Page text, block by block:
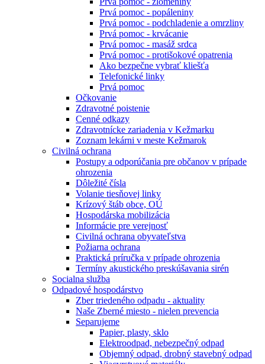
Prvá pomoc - popáleniny
Prvá pomoc - podchladenie a omrzliny
Prvá pomoc - krvácanie
Prvá pomoc - masáž srdca
Prvá pomoc - protišokové opatrenia
Ako bezpečne vybrať kliešťa
Telefonické linky
Prvá pomoc
Očkovanie
Zdravotné poistenie
Cenné odkazy
Zdravotnícke zariadenia v Kežmarku
Zoznam lekárni v meste Kežmarok
Civilná ochrana
Postupy a odporúčania pre občanov v prípade
ohrozenia
Dôležité čísla
Volanie tiesňovej linky
Krízový štáb obce, OÚ
Hospodárska mobilizácia
Informácie pre verejnosť
Civilná ochrana obyvateľstva
Požiarna ochrana
Praktická príručka v prípade ohrozenia
Termíny akustického preskúšavania sirén
Socialna služba
Odpadové hospodárstvo
Zber triedeného odpadu - aktuality
Naše Zberné miesto - nielen prevencia
Separujeme
Papier, plasty, sklo
Elektroodpad, nebezpečný odpad
Objemný odpad, drobný stavebný odpad